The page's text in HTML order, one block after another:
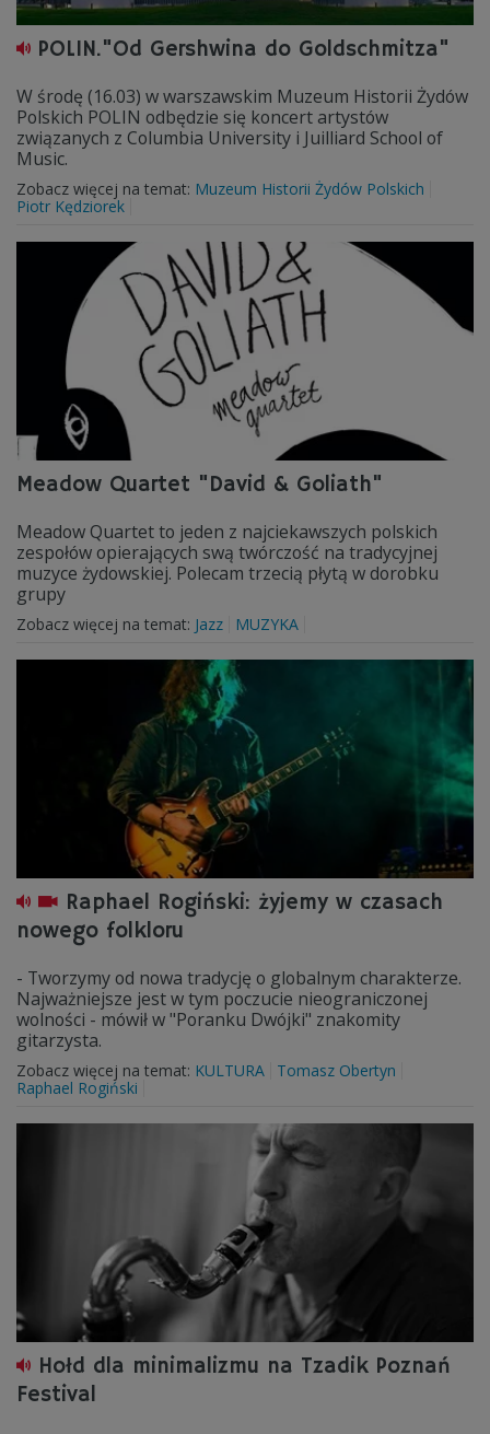
POLIN."Od Gershwina do Goldschmitza"
W środę (16.03) w warszawskim Muzeum Historii Żydów
Polskich POLIN odbędzie się koncert artystów
związanych z Columbia University i Juilliard School of
Music.
Zobacz więcej na temat: Muzeum Historii Żydów Polskich
Piotr Kędziorek
Meadow Quartet "David & Goliath"
Meadow Quartet to jeden z najciekawszych polskich
zespołów opierających swą twórczość na tradycyjnej
muzyce żydowskiej. Polecam trzecią płytą w dorobku
grupy
Zobacz więcej na temat: Jazz MUZYKA
Raphael Rogiński: żyjemy w czasach
nowego folkloru
- Tworzymy od nowa tradycję o globalnym charakterze.
Najważniejsze jest w tym poczucie nieograniczonej
wolności - mówił w "Poranku Dwójki" znakomity
gitarzysta.
Zobacz więcej na temat: KULTURA
Tomasz Obertyn
Raphael Rogiński
Hołd dla minimalizmu na Tzadik Poznań
Festival